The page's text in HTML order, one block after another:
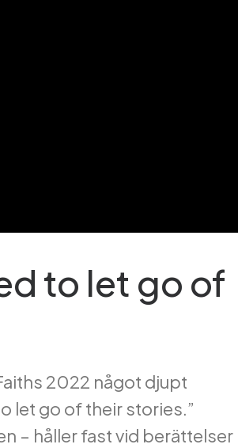
to let go of
2022 något djupt
let go of their stories.”
– håller fast vid berättelser